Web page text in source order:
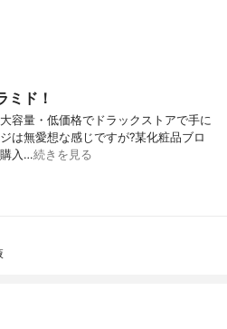
ミド！
容量・低価格でドラックストアで手に
は無愛想な感じですが?某化粧品ブロ
入…続きを見る